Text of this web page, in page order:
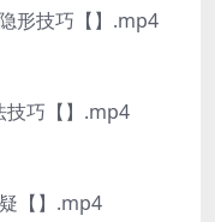
形技巧【】.mp4
技巧【】.mp4
【】.mp4